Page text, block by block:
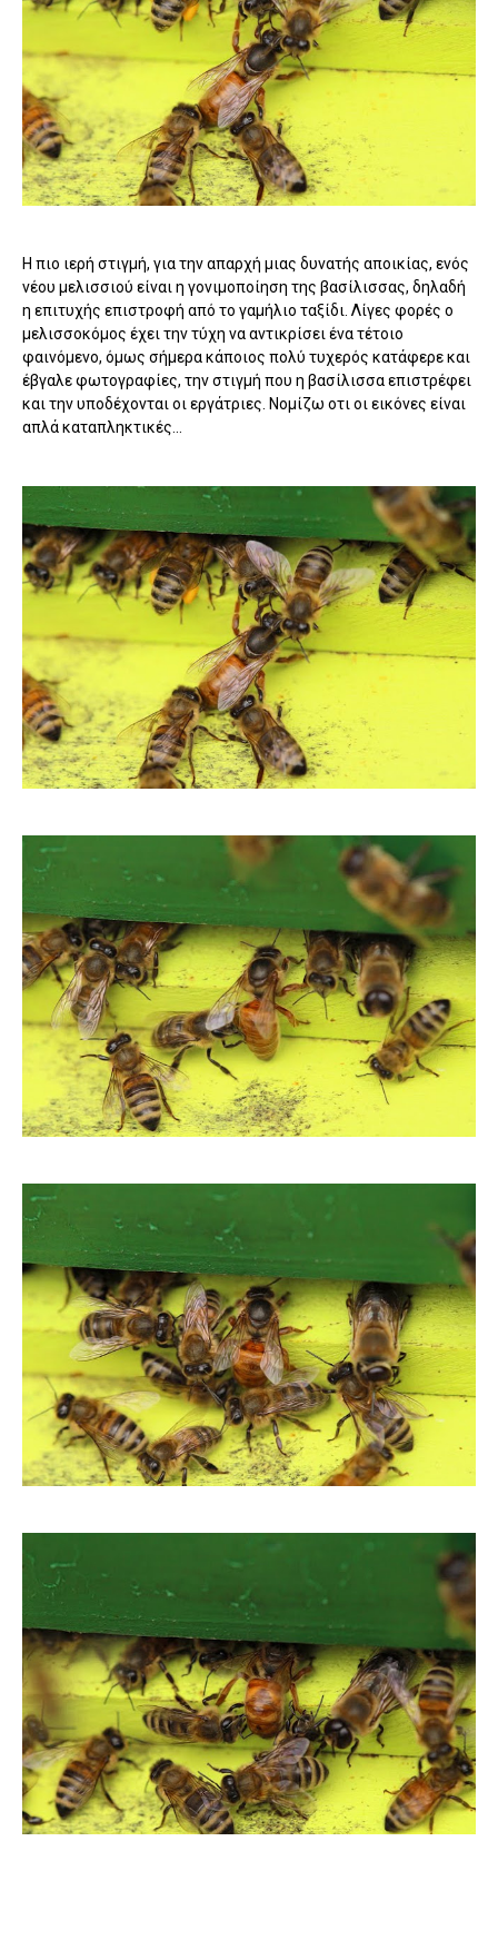
Η πιο ιερή στιγμή, για την απαρχή μιας δυνατής αποικίας, ενός
νέου μελισσιού είναι η γονιμοποίηση της βασίλισσας, δηλαδή
η επιτυχής επιστροφή από το γαμήλιο ταξίδι. Λίγες φορές ο
μελισσοκόμος έχει την τύχη να αντικρίσει ένα τέτοιο
φαινόμενο, όμως σήμερα κάποιος πολύ τυχερός κατάφερε και
έβγαλε φωτογραφίες, την στιγμή που η βασίλισσα επιστρέφει
και την υποδέχονται οι εργάτριες. Νομίζω οτι οι εικόνες είναι
απλά καταπληκτικές...